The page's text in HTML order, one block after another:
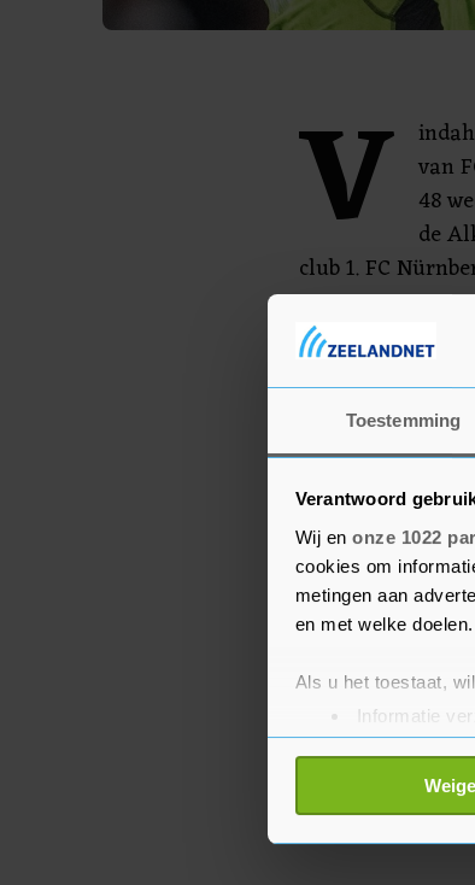
Toestemming
Verantwoord
Wij en onze 1022
cookies om
metingen aan
en met welke doelen.
Als u het toestaat,
Informatie
Uw apparaat
Lees meer over
toestemming op elk
V
van
48
de
club 1. FC
Sparta Praag,
met 5-1 verloor
Tsjechië.